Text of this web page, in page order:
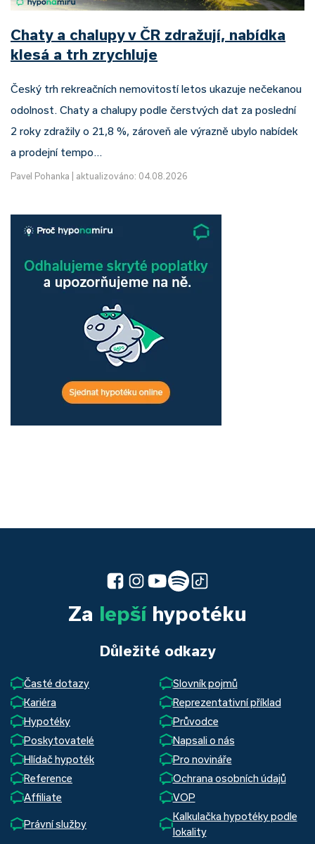
Chaty a chalupy v ČR zdražují, nabídka
klesá a trh zrychluje
Český trh rekreačních nemovitostí letos ukazuje nečekanou
odolnost. Chaty a chalupy podle čerstvých dat za poslední
2 roky zdražily o 21,8 %, zároveň ale výrazně ubylo nabídek
a prodejní tempo…
Pavel Pohanka aktualizováno: 04.08.2026
Za lepšíhypotéku
Důležité odkazy
Časté dotazy
Slovník pojmů
Kariéra
Reprezentativní příklad
Hypotéky
Průvodce
Poskytovatelé
Napsali o nás
Hlídač hypoték
Pro novináře
Reference
Ochrana osobních údajů
Affiliate
VOP
Právní služby
Kalkulačka hypotéky podle
lokality